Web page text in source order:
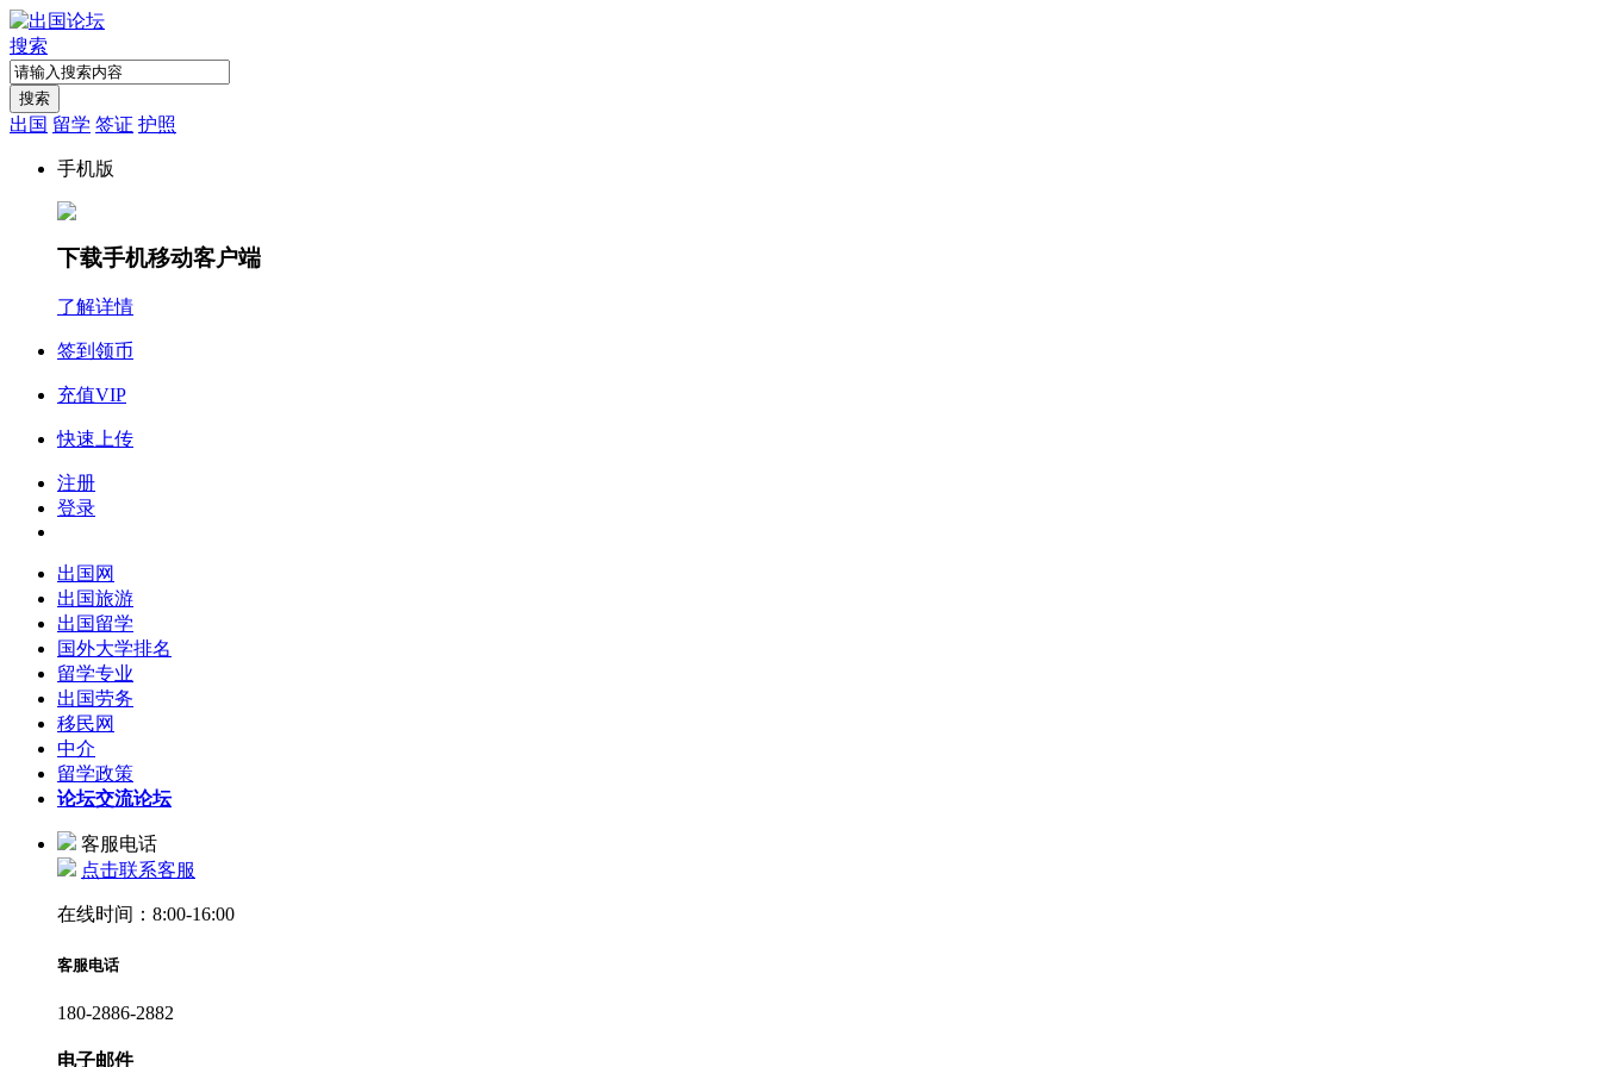
搜索
搜索
出国 留学 签证 护照
手机版
下载手机移动客户端
了解详情
签到领币
充值VIP
快速上传
注册
登录
出国网
出国旅游
出国留学
国外大学排名
留学专业
出国劳务
移民网
中介
留学政策
论坛交流论坛
客服电话
点击联系客服
在线时间：8:00-16:00
客服电话
180-2886-2882
电子邮件